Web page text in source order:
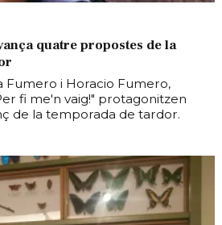
quatre propostes de la
Fumero i Horacio Fumero,
fi me'n vaig!" protagonitzen
de la temporada de tardor.